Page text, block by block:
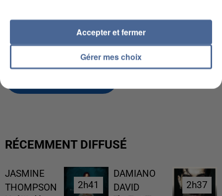
RÉCEMMENT DIFFUSÉ
JASMINE
THOMPSON
2h41
2h41
DAMIANO
DAVID
2h37
2h37
Gérer mes choix
Accepter et fermer